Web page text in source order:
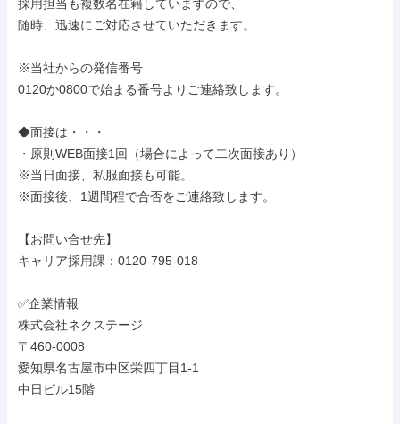
採用担当も複数名在籍していますので、
随時、迅速にご対応させていただきます。
※当社からの発信番号
0120か0800で始まる番号よりご連絡致します。
◆面接は・・・
・原則WEB面接1回（場合によって二次面接あり）
※当日面接、私服面接も可能。
※面接後、1週間程で合否をご連絡致します。
【お問い合せ先】
キャリア採用課：0120-795-018
✅企業情報
株式会社ネクステージ
〒460-0008
愛知県名古屋市中区栄四丁目1-1
中日ビル15階